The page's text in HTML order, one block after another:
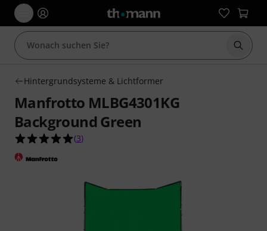
Suche
Hintergrundsysteme & Lichtformer
Manfrotto MLBG4301KG
Background Green
5.0 von 5 Sternen aus 3 Kundenbewertungen
(3)